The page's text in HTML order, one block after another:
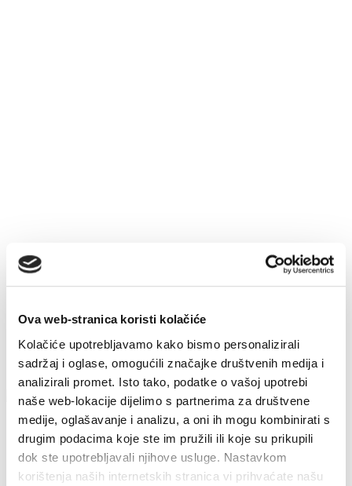
Ova web-stranica koristi kolačiće
Kolačiće upotrebljavamo kako bismo personalizirali
sadržaj i oglase, omogućili značajke društvenih medija i
analizirali promet. Isto tako, podatke o vašoj upotrebi
naše web-lokacije dijelimo s partnerima za društvene
medije, oglašavanje i analizu, a oni ih mogu kombinirati s
drugim podacima koje ste im pružili ili koje su prikupili
dok ste upotrebljavali njihove usluge. Nastavkom
korištenja naših internetskih stranica vi prihvaćate našu
Obala sv. Nikole 31, Baška Voda
+385(0)21 620713
+385(0)21 678754
info@baskavoda.hr